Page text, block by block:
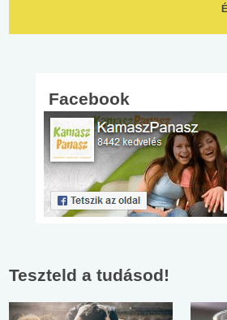
Facebook
Teszteld a tudásod!